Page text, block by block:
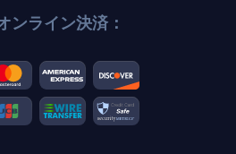
ンライン決済：